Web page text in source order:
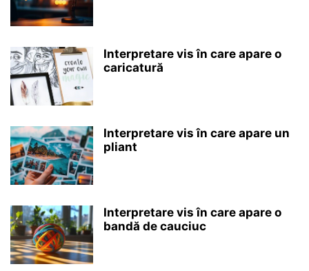
Interpretare vis în care apare o
caricatură
Interpretare vis în care apare un
pliant
Interpretare vis în care apare o
bandă de cauciuc